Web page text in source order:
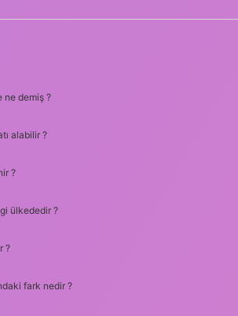
ne demiş ?
alabilir ?
?
ülkededir ?
?
fark nedir ?